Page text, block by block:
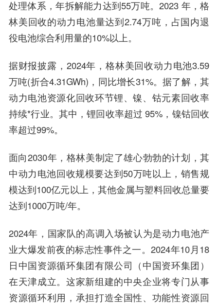
处理体系，年拆解能力达到55万吨。2023 年，格
林美回收的动力电池量达到2.74万吨，占国内退
役电池综合利用量的10%以上。
据财报披露，2024年，格林美回收动力电池3.59
万吨(折合4.31GWh)，同比增长31%。据了解，其
动力电池资源化回收环节锂、镍、钴元素回收率
持续*行业。其中，锂回收率超过 95%，镍钴回收
率超过99%。
面向2030年，格林美制定了雄心勃勃的计划，其
中动力电池回收规模要达到50万吨以上，销售规
模达到100亿元以上，其他金属与塑料回收总量要
达到1000万吨/年。
2024年，国家队的高调入场被认为是动力电池产
业大爆发前夜的标志性事件之一。2024年10月18
日中国资源循环集团有限公司（中国资环集团）
在天津成立。这家新组建的中央企业将专门从事
资源循环利用，承担打造全国性、功能性资源回